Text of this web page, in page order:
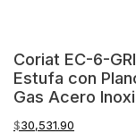
Coriat EC-6-
Estufa con
Gas Acero
$30,531.90